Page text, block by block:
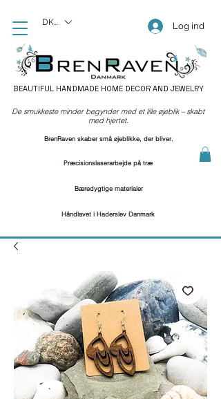
BEAUTIFUL HANDMADE HOME DECOR AND JEWELRY
Log ind
DKK (kr)
Præcisionslaserarbejde på træ
Bæredygtige materialer
Håndlavet i Haderslev Danmark
De smukkeste minder begynder med et lille øjeblik – skabt
med hjertet.
BrenRaven skaber små øjeblikke, der bliver.